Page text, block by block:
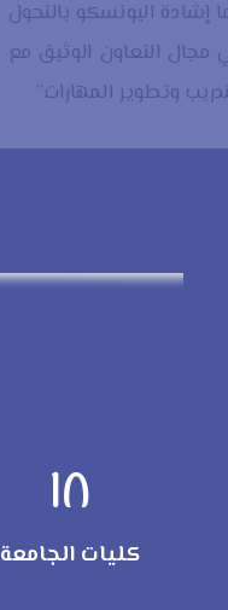
إشادة اليونسكو بالتحول
مجال التعاون الوثيق مع
وتطوير المهارات.”
١٨
كليات الجامعة